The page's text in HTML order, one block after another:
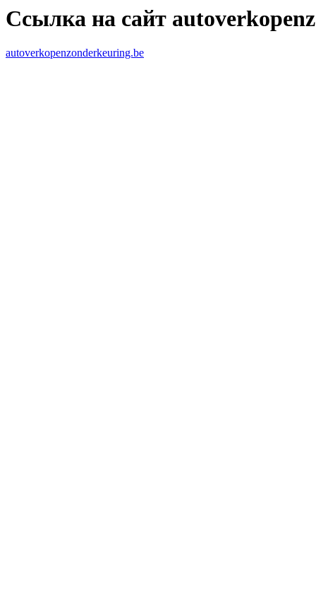
Ссылка на сайт
autoverkopenzonderkeuring.be